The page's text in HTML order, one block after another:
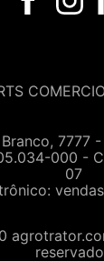
7777
000 -
07